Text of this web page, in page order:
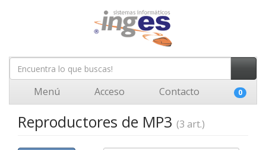
Menú Acceso Contacto 0
Reproductores de MP3 (3 art.)